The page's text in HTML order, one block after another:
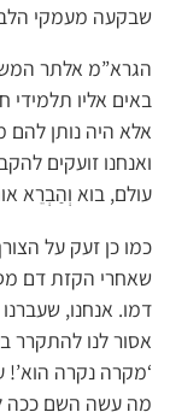
שבקעה מעמקי
הגרא”מ אלתר
באים אליו
אלא היה נותן להם
ואנחנו זועקים
עולם, בוא וְהַבְרֵא
כמו כן זעק על
שאחרי הקזת דם
דמו. אנחנו,
אסור לנו להתקרר
‘מקרה נקרה הוא’!
מה עשה השם ככה